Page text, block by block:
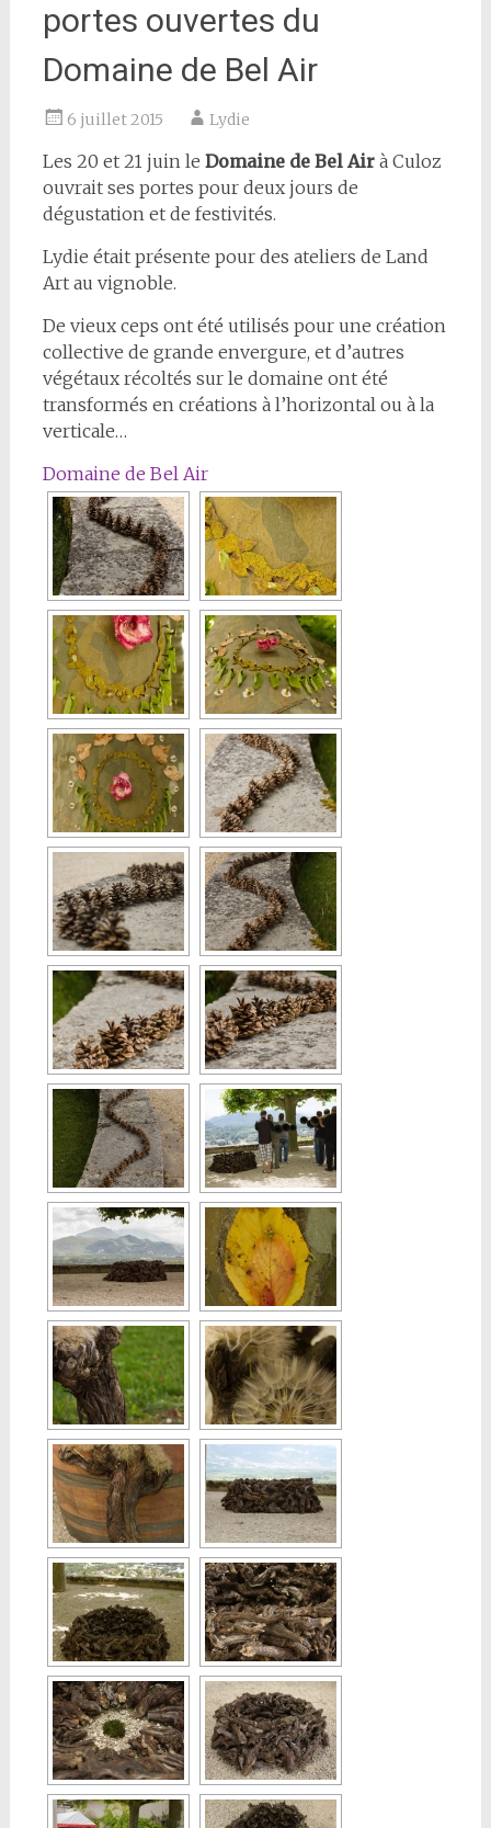
portes ouvertes du
Domaine de Bel Air
6 juillet 2015 Lydie
Les 20 et 21 juin le Domaine de Bel Airà Culoz
ouvrait ses portes pour deux jours de
dégustation et de festivités.
Lydie était présente pour des ateliers de Land
Art au vignoble.
De vieux ceps ont été utilisés pour une création
collective de grande envergure, et d’autres
végétaux récoltés sur le domaine ont été
transformés en créations à l’horizontal ou à la
verticale…
Domaine de Bel Air